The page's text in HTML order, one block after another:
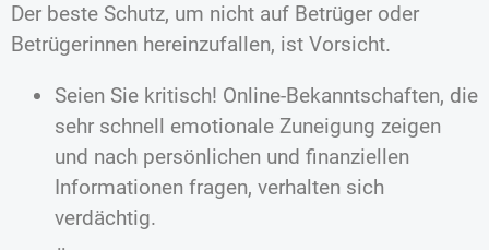
Der beste Schutz, um nicht auf Betrüger oder
Betrügerinnen hereinzufallen, ist Vorsicht.
Seien Sie kritisch! Online-Bekanntschaften, die
sehr schnell emotionale Zuneigung zeigen
und nach persönlichen und finanziellen
Informationen fragen, verhalten sich
verdächtig.